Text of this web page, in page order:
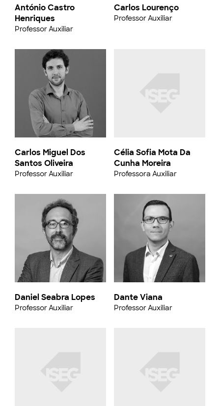
António Castro
Henriques
Professor Auxiliar
Carlos Miguel Dos
Santos Oliveira
Professor Auxiliar
Daniel Seabra Lopes
Professor Auxiliar
Carlos Lourenço
Professor Auxiliar
Célia Sofia Mota Da
Cunha Moreira
Professora Auxiliar
Dante Viana
Professor Auxiliar